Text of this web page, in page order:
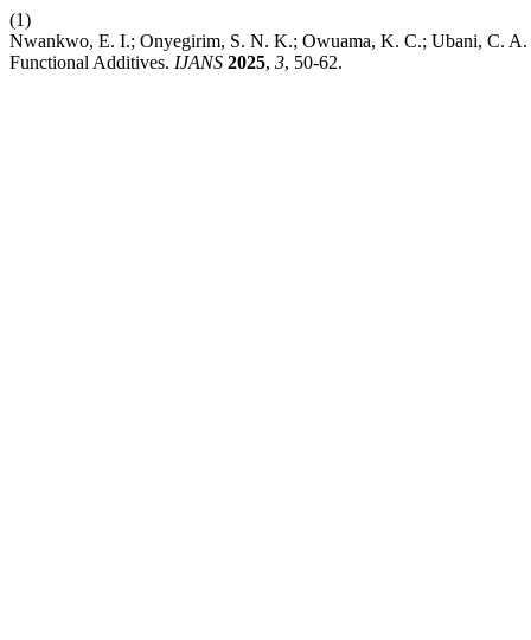
(1)
Nwankwo, E. I.; Onyegirim, S. N. K.; Owuama, K. C.; Ubani, C.
Functional Additives. IJANS 2025, 3, 50-62.